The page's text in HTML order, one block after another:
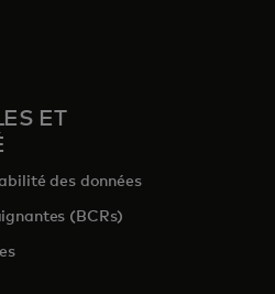
un nouvel onglet
ET
des données
(BCRs)
un nouvel onglet